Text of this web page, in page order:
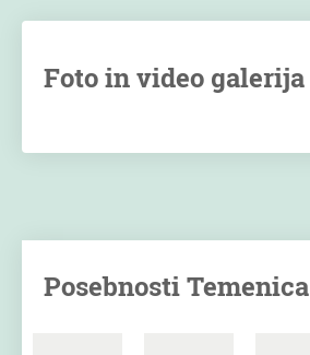
Foto in video galerija
Posebnosti Temenica